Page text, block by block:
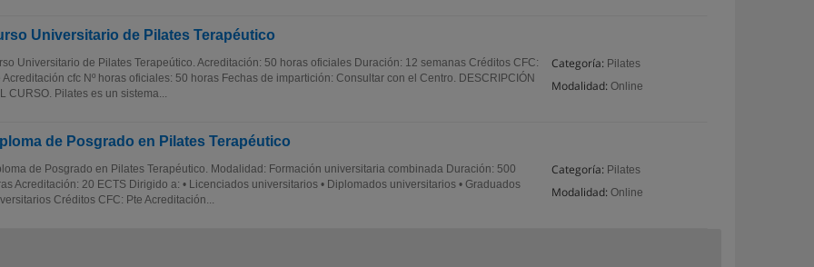
Universitario de Pilates Terapéutico
Categoría: Pilates
Modalidad: Online
Universitario de Pilates Terapeútico. Acreditación: 50 horas oficiales Duración: 12 semanas Créditos CFC:
Acreditación cfc Nº horas oficiales: 50 horas Fechas de impartición: Consultar con el Centro. DESCRIPCIÓN
CURSO. Pilates es un sistema...
de Posgrado en Pilates Terapéutico
Categoría: Pilates
Modalidad: Online
de Posgrado en Pilates Terapéutico. Modalidad: Formación universitaria combinada Duración: 500
Acreditación: 20 ECTS Dirigido a: • Licenciados universitarios • Diplomados universitarios • Graduados
Créditos CFC: Pte Acreditación...